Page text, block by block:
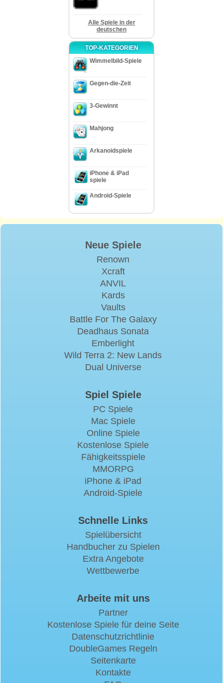
Alle Spiele in der
deutschen
TOP-KATEGORIEN
Wimmelbild-Spiele
Gegen-die-Zeit
3-Gewinnt
Mahjong
Arkanoidspiele
iPhone & iPad
spiele
Android-Spiele
Neue Spiele
Renown
Xcraft
ANVIL
Kards
Vaults
Battle For The Galaxy
Deadhaus Sonata
Emberlight
Wild Terra 2: New Lands
Dual Universe
Spiel Spiele
PC Spiele
Mac Spiele
Online Spiele
Kostenlose Spiele
Fähigkeitsspiele
MMORPG
iPhone & iPad
Android-Spiele
Schnelle Links
Spielübersicht
Handbucher zu Spielen
Extra Angebote
Wettbewerbe
Arbeite mit uns
Partner
Kostenlose Spiele für deine Seite
Datenschutzrichtlinie
DoubleGames Regeln
Seitenkarte
Kontakte